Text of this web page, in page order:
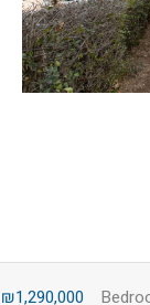
₪1,290,000